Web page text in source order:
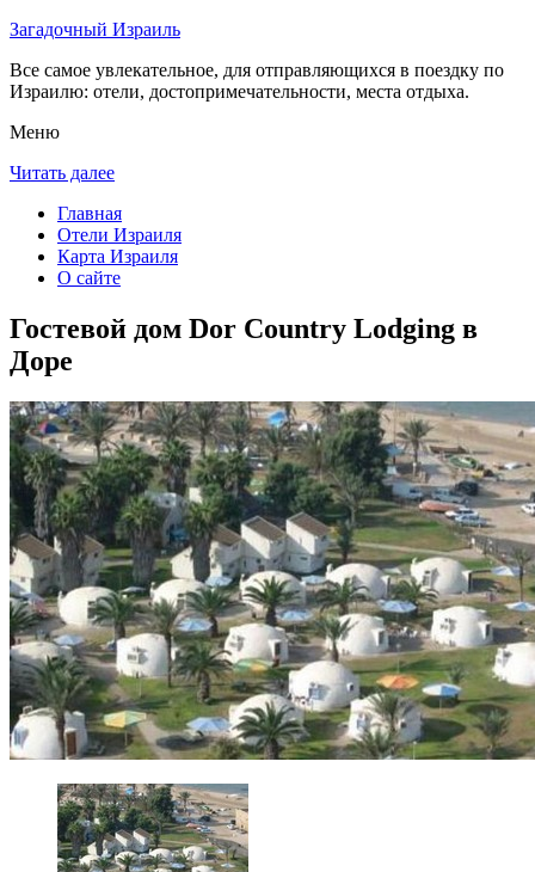
Загадочный Израиль
Все самое увлекательное, для отправляющихся в поездку по
Израилю: отели, достопримечательности, места отдыха.
Меню
Читать далее
Главная
Отели Израиля
Карта Израиля
О сайте
Гостевой дом Dor Country Lodging в
Доре